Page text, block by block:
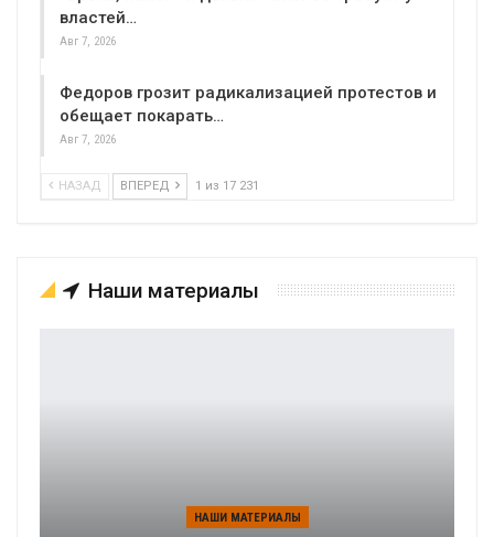
властей…
Авг 7, 2026
Федоров грозит радикализацией протестов и
обещает покарать…
Авг 7, 2026
НАЗАД ВПЕРЕД 1 из 17 231
Наши материалы
НАШИ МАТЕРИАЛЫ